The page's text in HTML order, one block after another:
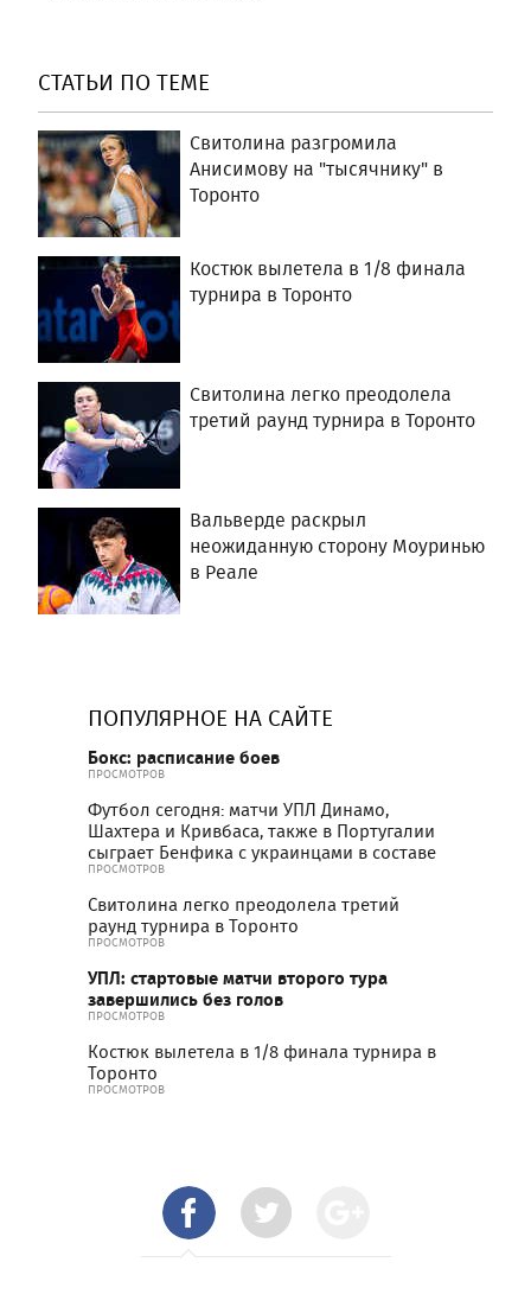
СТАТЬИ ПО ТЕМЕ
Свитолина разгромила
Анисимову на "тысячнику" в
Торонто
Костюк вылетела в 1/8 финала
турнира в Торонто
Свитолина легко преодолела
третий раунд турнира в Торонто
Вальверде раскрыл
неожиданную сторону Моуринью
в Реале
ПОПУЛЯРНОЕ НА САЙТЕ
Бокс: расписание боев
ПРОСМОТРОВ
Футбол сегодня: матчи УПЛ Динамо,
Шахтера и Кривбаса, также в Португалии
сыграет Бенфика с украинцами в составе
ПРОСМОТРОВ
Свитолина легко преодолела третий
раунд турнира в Торонто
ПРОСМОТРОВ
УПЛ: стартовые матчи второго тура
завершились без голов
ПРОСМОТРОВ
Костюк вылетела в 1/8 финала турнира в
Торонто
ПРОСМОТРОВ